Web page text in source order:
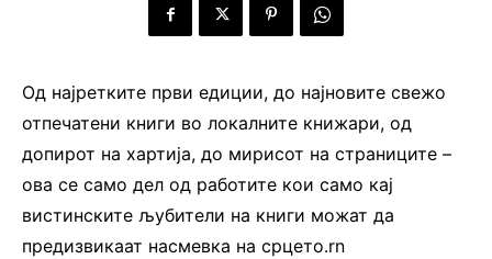
Од најретките први едиции, до најновите свежо
отпечатени книги во локалните книжари, од
допирот на хартија, до мирисот на страниците –
ова се само дел од работите кои само кај
вистинските љубители на книги можат да
предизвикаат насмевка на срцето.rn